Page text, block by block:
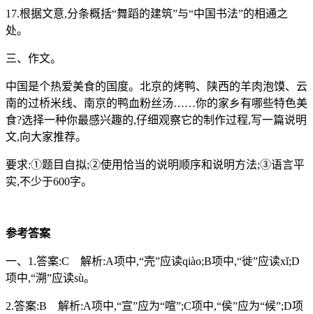
17.根据文意,分条概括“舞蹈的建筑”与“中国书法”的相通之
处。
三、作文。
中国是个热爱美食的国度。北京的烤鸭、陕西的羊肉泡馍、云
南的过桥米线、南京的鸭血粉丝汤……你的家乡有哪些特色美
食?选择一种你最感兴趣的,仔细观察它的制作过程,写一篇说明
文,向大家推荐。
要求:①题目自拟;②使用恰当的说明顺序和说明方法;③语言平
实,不少于600字。
参考答案
一、1.答案:C 解析:A项中,“壳”应读qiào;B项中,“徙”应读xǐ;D
项中,“溯”应读sù。
2.答案:B 解析:A项中,“宣”应为“喧”;C项中,“侯”应为“候”;D项